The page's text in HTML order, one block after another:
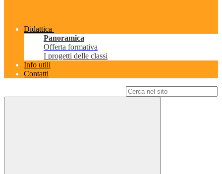
Didattica
Panoramica
Offerta formativa
I progetti delle classi
Info utili
Contatti